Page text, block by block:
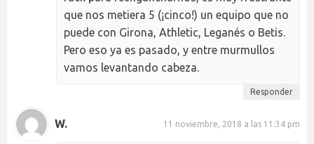
que nos metiera 5 (¡cinco!) un equipo que no
puede con Girona, Athletic, Leganés o Betis.
Pero eso ya es pasado, y entre murmullos
vamos levantando cabeza.
Responder
W. 11 noviembre, 2018 a las 11:34 pm